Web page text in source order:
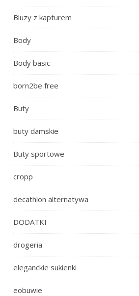
Bluzy z kapturem
Body
Body basic
born2be free
Buty
buty damskie
Buty sportowe
cropp
decathlon alternatywa
DODATKI
drogeria
eleganckie sukienki
eobuwie